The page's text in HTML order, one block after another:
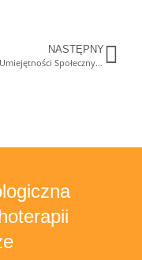
NASTĘPNY
Trening Umiejętności Społecznych – zapisy